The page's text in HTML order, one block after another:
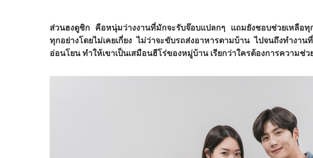
ส่วนฮงดูชิก คือหนุ่มว่างงานที่มักจะรับจ๊อบแปลกๆ แถมยังชอบช่วยเหลือทุ
ทุกอย่างโดยไม่เคยเกี่ยง ไม่ว่าจะขับรถส่งอาหารตามบ้าน ไปจนถึงทำงา
อ่อนโยน ทำให้เขาเป็นเสมือนฮีโร่ของหมู่บ้าน เรียกว่าใครต้องการความช่ว